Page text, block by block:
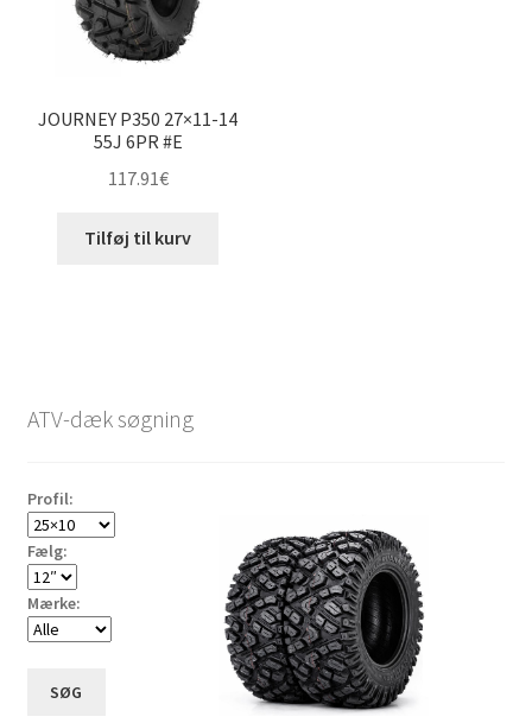
JOURNEY P350 27×11-14
55J 6PR #E
117.91€
Tilføj til kurv
ATV-dæk søgning
Profil:
Fælg:
Mærke:
SØG